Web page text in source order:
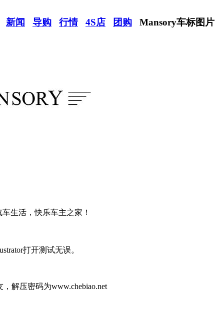
新闻 导购 行情 4S店 团购 Mansory车标图片
生活，快乐车主之家！
打开测试无误。
解压密码为www.chebiao.net